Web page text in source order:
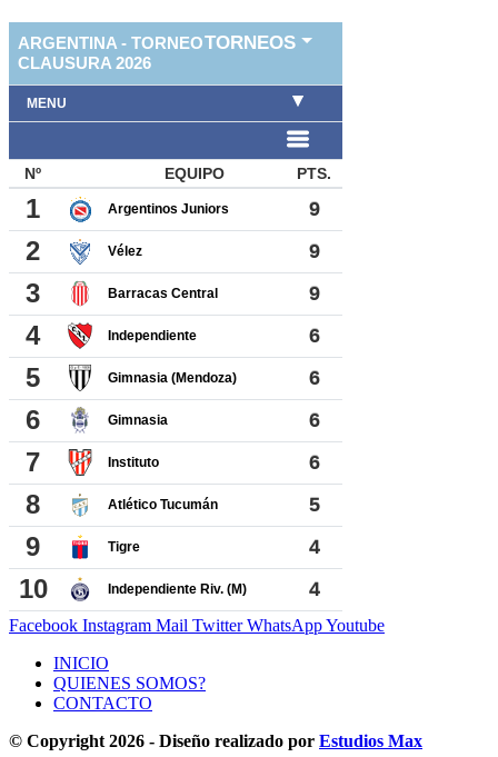
Facebook Instagram Mail Twitter WhatsAppYoutube
INICIO
QUIENES SOMOS?
CONTACTO
© Copyright 2026 - Diseño realizado por Estudios Max